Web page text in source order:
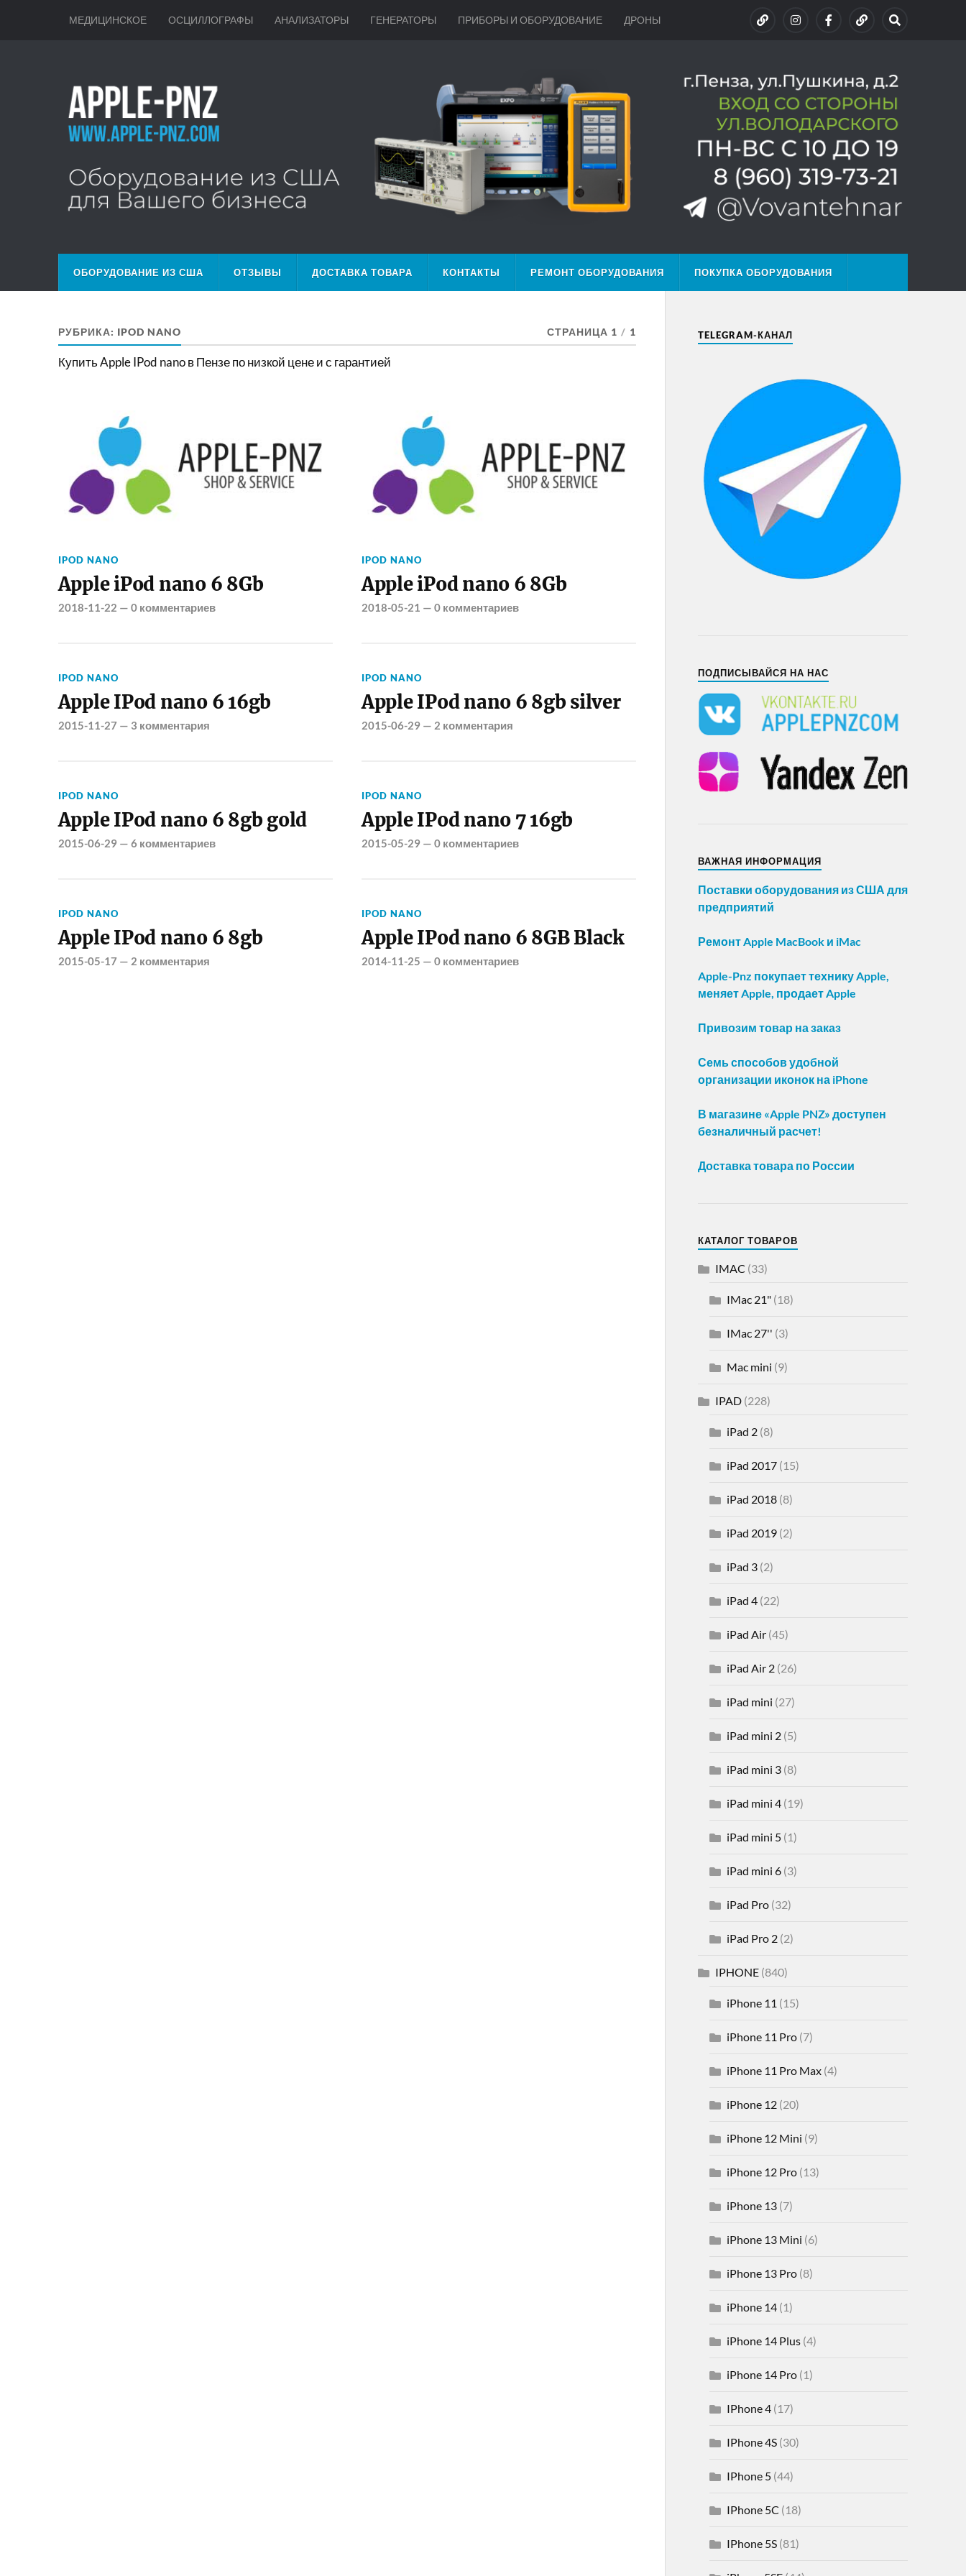
МЕДИЦИНСКОЕ ОСЦИЛЛОГРАФЫ АНАЛИЗАТОРЫ ГЕНЕРАТОРЫ ПРИБОРЫ И ОБОРУДОВАНИЕ ДРОНЫ
ОБОРУДОВАНИЕ ИЗ США ОТЗЫВЫ ДОСТАВКА ТОВАРА КОНТАКТЫ РЕМОНТ ОБОРУДОВАНИЯ ПОКУПКА ОБОРУДОВАНИЯ
РУБРИКА: IPOD NANO СТРАНИЦА 1 / 1
Купить Apple IPod nano в Пензе по низкой цене и с гарантией
IPOD NANO
Apple iPod nano 6 8Gb
2018-11-22 — 0 комментариев
IPOD NANO
Apple iPod nano 6 8Gb
2018-05-21 — 0 комментариев
IPOD NANO
Apple IPod nano 6 16gb
2015-11-27— 3 комментария
IPOD NANO
Apple IPod nano 6 8gb silver
2015-06-29— 2 комментария
IPOD NANO
Apple IPod nano 6 8gb gold
2015-06-29— 6 комментариев
IPOD NANO
Apple IPod nano 7 16gb
2015-05-29— 0 комментариев
IPOD NANO
Apple IPod nano 6 8gb
2015-05-17— 2 комментария
IPOD NANO
Apple IPod nano 6 8GB Black
2014-11-25 — 0 комментариев
TELEGRAM-КАНАЛ
ПОДПИСЫВАЙСЯ НА НАС
ВАЖНАЯ ИНФОРМАЦИЯ
Поставки оборудования из США для
предприятий
Ремонт Apple MacBook и iMac
Apple-Pnz покупает технику Apple,
меняет Apple, продает Apple
Привозим товар на заказ
Семь способов удобной
организации иконок на iPhone
В магазине «Apple PNZ» доступен
безналичный расчет!
Доставка товара по России
КАТАЛОГ ТОВАРОВ
IMAC (33)
IMac 21"(18)
IMac 27'' (3)
Mac mini (9)
IPAD(228)
iPad 2(8)
iPad 2017(15)
iPad 2018(8)
iPad 2019(2)
iPad 3(2)
iPad 4(22)
iPad Air(45)
iPad Air 2(26)
iPad mini (27)
iPad mini 2(5)
iPad mini 3(8)
iPad mini 4(19)
iPad mini 5(1)
iPad mini 6(3)
iPad Pro(32)
iPad Pro 2(2)
IPHONE(840)
iPhone 11 (15)
iPhone 11 Pro(7)
iPhone 11 Pro Max(4)
iPhone 12(20)
iPhone 12 Mini (9)
iPhone 12 Pro(13)
iPhone 13(7)
iPhone 13 Mini (6)
iPhone 13 Pro(8)
iPhone 14(1)
iPhone 14 Plus(4)
iPhone 14 Pro(1)
IPhone 4(17)
IPhone 4S(30)
IPhone 5(44)
IPhone 5C (18)
IPhone 5S(81)